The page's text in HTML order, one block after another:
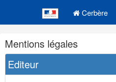
Cerbère
Navigation
et
outils
annexes
Mentions légales
Editeur